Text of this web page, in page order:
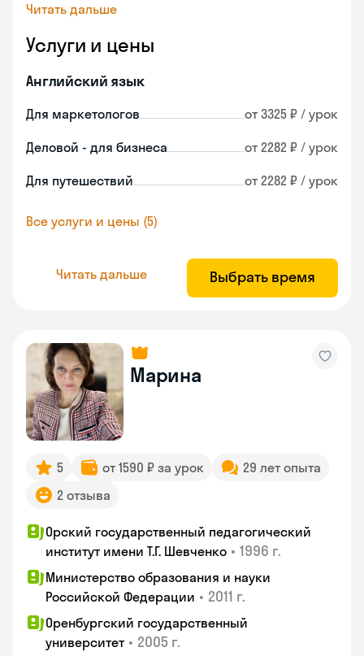
Читать дальше
Услуги и цены
Английский язык
Для маркетологов от 3325 ₽ / урок
Деловой - для бизнеса от 2282 ₽ / урок
Для путешествий от 2282 ₽ / урок
Все услуги и цены (5)
Читать дальше Выбрать время
Марина
5 от 1590 ₽ за урок
29 лет опыта
2 отзыва
Орский государственный педагогический
институт имени Т.Г. Шевченко • 1996 г.
Министерство образования и науки
Российской Федерации • 2011 г.
Оренбургский государственный
университет • 2005 г.